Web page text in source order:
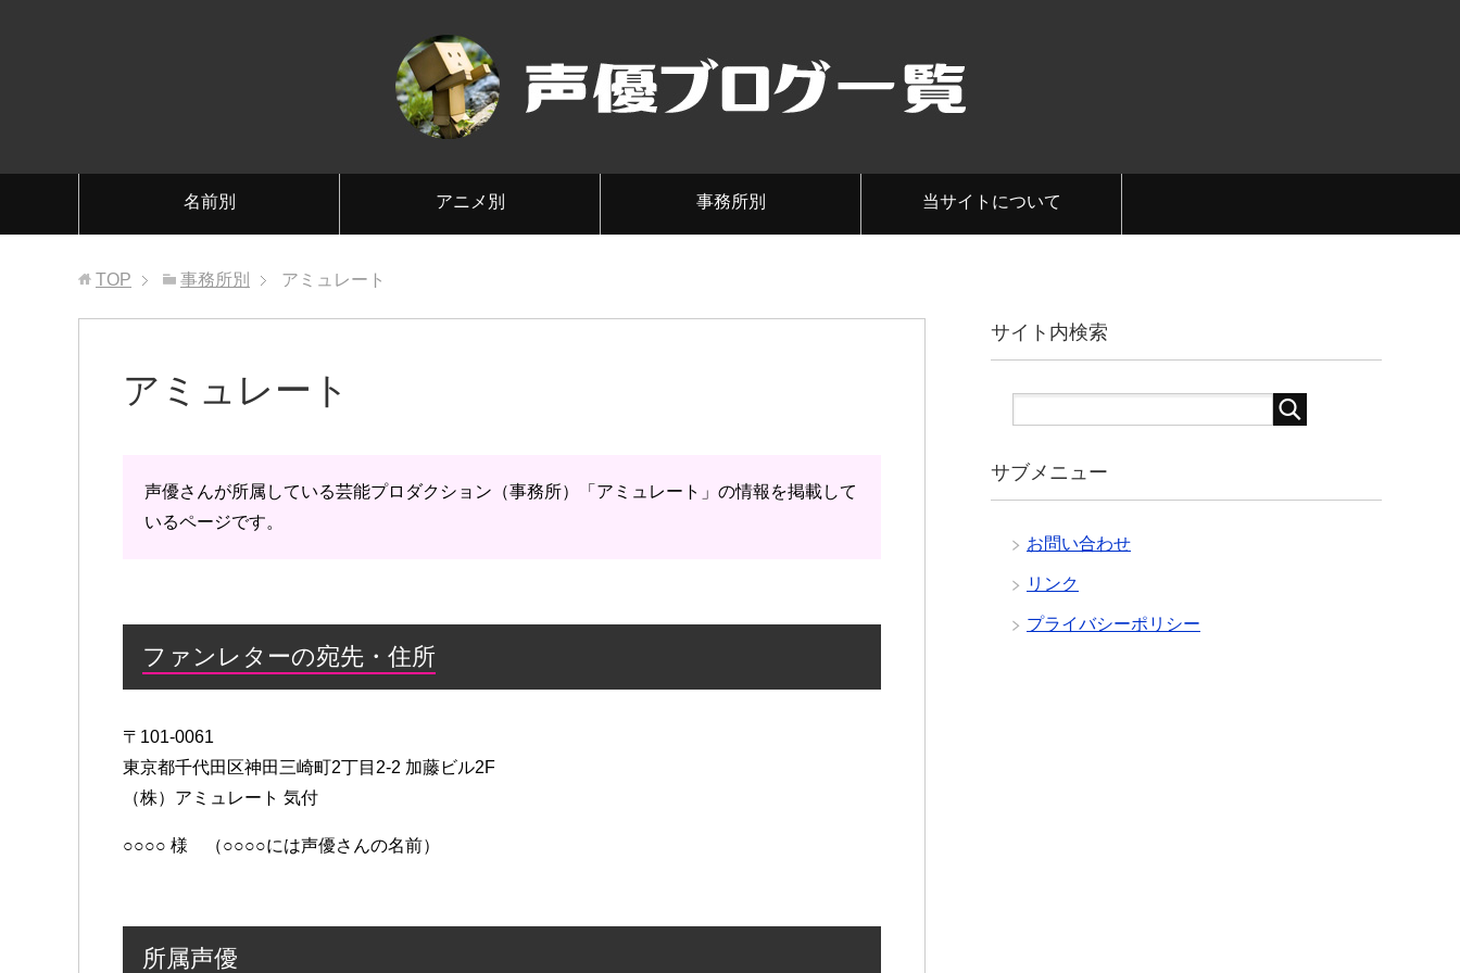
名前別 アニメ別 事務所別 当サイトについて
TOP 事務所別 アミュレート
アミュレート
声優さんが所属している芸能プロダクション（事務所）「アミュレート」の情報を掲載して
いるページです。
ファンレターの宛先・住所
〒101-0061
東京都千代田区神田三崎町2丁目2-2 加藤ビル2F
（株）アミュレート 気付
○○○○ 様 （○○○○には声優さんの名前）
所属声優
サイト内検索
サブメニュー
お問い合わせ
リンク
プライバシーポリシー